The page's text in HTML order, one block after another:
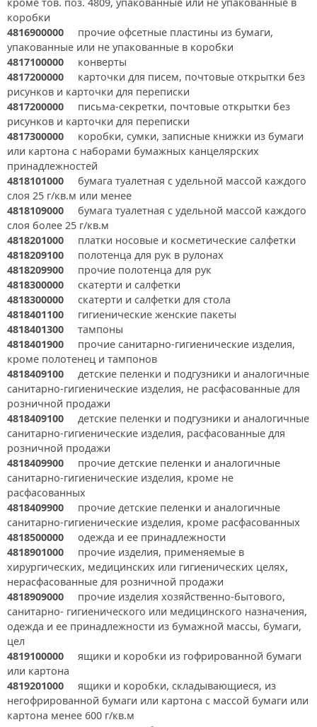
коробки
4816900000 прочие офсетные пластины из бумаги,
упакованные или не упакованные в коробки
4817100000 конверты
4817200000 карточки для писем, почтовые открытки без
рисунков и карточки для переписки
4817200000 письма-секретки, почтовые открытки без
рисунков и карточки для переписки
4817300000 коробки, сумки, записные книжки из бумаги
или картона с наборами бумажных канцелярских
принадлежностей
4818101000 бумага туалетная с удельной массой каждого
слоя 25 г/кв.м или менее
4818109000 бумага туалетная с удельной массой каждого
слоя более 25 г/кв.м
4818201000 платки носовые и косметические салфетки
4818209100 полотенца для рук в рулонах
4818209900 прочие полотенца для рук
4818300000 скатерти и салфетки
4818300000 скатерти и салфетки для стола
4818401100 гигиенические женские пакеты
4818401300 тампоны
4818401900 прочие санитарно-гигиенические изделия,
кроме полотенец и тампонов
4818409100 детские пеленки и подгузники и аналогичные
санитарно-гигиенические изделия, не расфасованные для
розничной продажи
4818409100 детские пеленки и подгузники и аналогичные
санитарно-гигиенические изделия, расфасованные для
розничной продажи
4818409900 прочие детские пеленки и аналогичные
санитарно-гигиенические изделия, кроме не
расфасованных
4818409900 прочие детские пеленки и аналогичные
санитарно-гигиенические изделия, кроме расфасованных
4818500000 одежда и ее принадлежности
4818901000 прочие изделия, применяемые в
хирургических, медицинских или гигиенических целях,
нерасфасованные для розничной продажи
4818909000 прочие изделия хозяйственно-бытового,
санитарно- гигиенического или медицинского назначения,
одежда и ее принадлежности из бумажной массы, бумаги,
цел
4819100000 ящики и коробки из гофрированной бумаги
или картона
4819201000 ящики и коробки, складывающиеся, из
негофрированной бумаги или картона с массой бумаги или
картона менее 600 г/кв.м